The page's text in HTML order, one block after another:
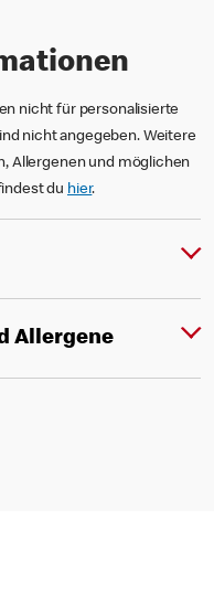
nicht für personalisierte
nicht angegeben. Weitere
Allergenen und möglichen
du hier.
Allergene